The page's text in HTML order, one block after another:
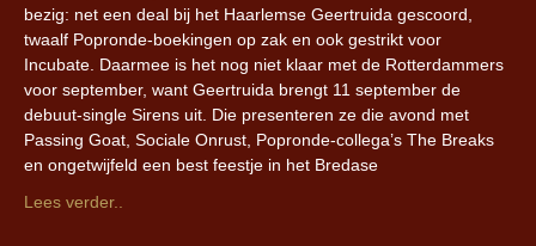
bezig: net een deal bij het Haarlemse Geertruida gescoord,
twaalf Popronde-boekingen op zak en ook gestrikt voor
Incubate. Daarmee is het nog niet klaar met de Rotterdammers
voor september, want Geertruida brengt 11 september de
debuut-single Sirens uit. Die presenteren ze die avond met
Passing Goat, Sociale Onrust, Popronde-collega’s The Breaks
en ongetwijfeld een best feestje in het Bredase
Lees verder..